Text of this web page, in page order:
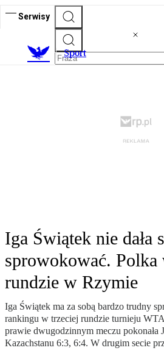
Serwisy
Sport
Iga Świątek nie dała
sprowokować. Polka
rundzie w Rzymie
Iga Świątek ma za sobą bardzo trudny
rankingu w trzeciej rundzie turnieju
prawie dwugodzinnym meczu pokonała
Kazachstanu 6:3, 6:4. W drugim secie